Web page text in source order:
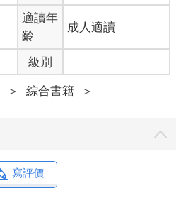
適讀年
齡
成人適讀
級別
＞ 綜合書籍 ＞
寫評價